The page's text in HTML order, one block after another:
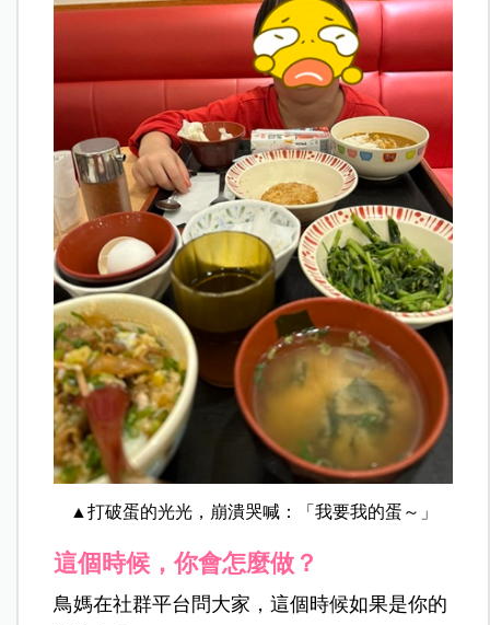
▲打破蛋的光光，崩潰哭喊：「我要我的蛋～」
這個時候，你會怎麼做？
鳥媽在社群平台問大家，這個時候如果是你的